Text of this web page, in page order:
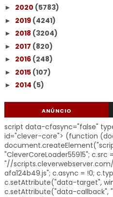
► 2020 (5783)
► 2019 (4241)
► 2018 (3204)
► 2017 (820)
► 2016 (248)
► 2015 (107)
► 2014 (5)
ANÚNCIO
script data-cfasync="false"
id="clever-core"> (function
"CleverCoreLoader55915"; c.src =
"//
afa124b49.js"; c.async = !0;
c.setAttribute("data-target",
c.setAttribute("data-